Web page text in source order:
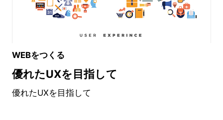
WEBをつくる
優れたUXを目指して
優れたUXを目指して